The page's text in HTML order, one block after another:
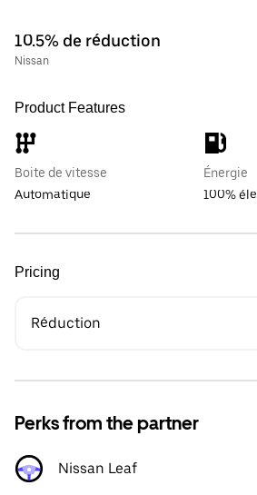
10.5% de réduction
Nissan
Product Features
Boite de vitesse
Automatique
Énergie
100%
Pricing
Réduction
Perks from the partner
Nissan Leaf